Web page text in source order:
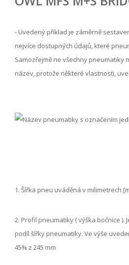
- Uvedený příklad je záměrně
nejvíce dostupných údajů, které
Samozřejmě ne všechny pneumatiky
název, protože některé vlastnosti,
1. Šířka pneu uváděná v milimetrech
2. Profil pneumatiky ( výška bočnice ).
podíl šířky pneumatiky. Ve výše
45% z 245 mm